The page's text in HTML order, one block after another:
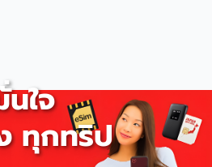
ใจ
ทุกทริป